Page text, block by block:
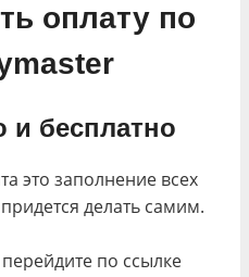
оплату по
и бесплатно
это заполнение всех
делать самим.
по ссылке